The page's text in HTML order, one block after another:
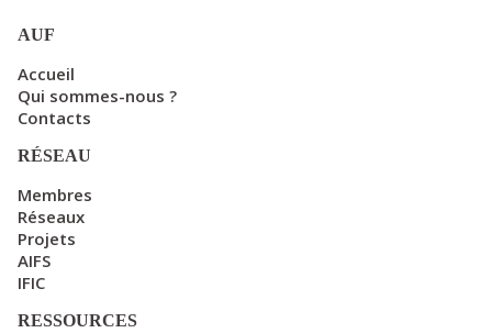
AUF
Accueil
Qui sommes-nous ?
Contacts
RÉSEAU
Membres
Réseaux
Projets
AIFS
IFIC
RESSOURCES